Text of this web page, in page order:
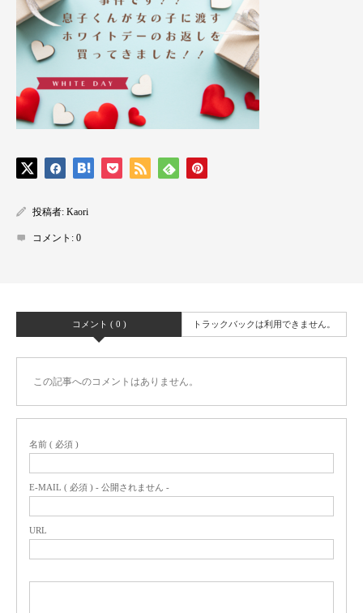
投稿者: Kaori
コメント: 0
コメント ( 0 ) トラックバックは利用できません。
この記事へのコメントはありません。
名前 ( 必須 )
E-MAIL ( 必須 ) - 公開されません -
URL